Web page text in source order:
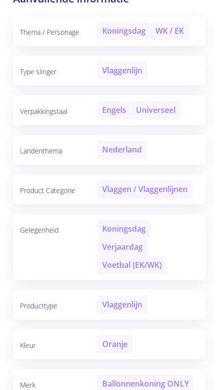
Thema / Personage Koningsdag WK / EK
Type slinger Vlaggenlijn
Verpakkingstaal Engels Universeel
Landenthema Nederland
Product Categorie Vlaggen / Vlaggenlijnen
Gelegenheid
Koningsdag
Verjaardag
Voetbal (EK/WK)
Producttype Vlaggenlijn
Kleur Oranje
Merk Ballonnenkoning ONLY